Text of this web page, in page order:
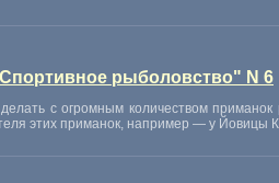
рыболовство" N 6
с огромным количеством
этих приманок, например — у Йовицы